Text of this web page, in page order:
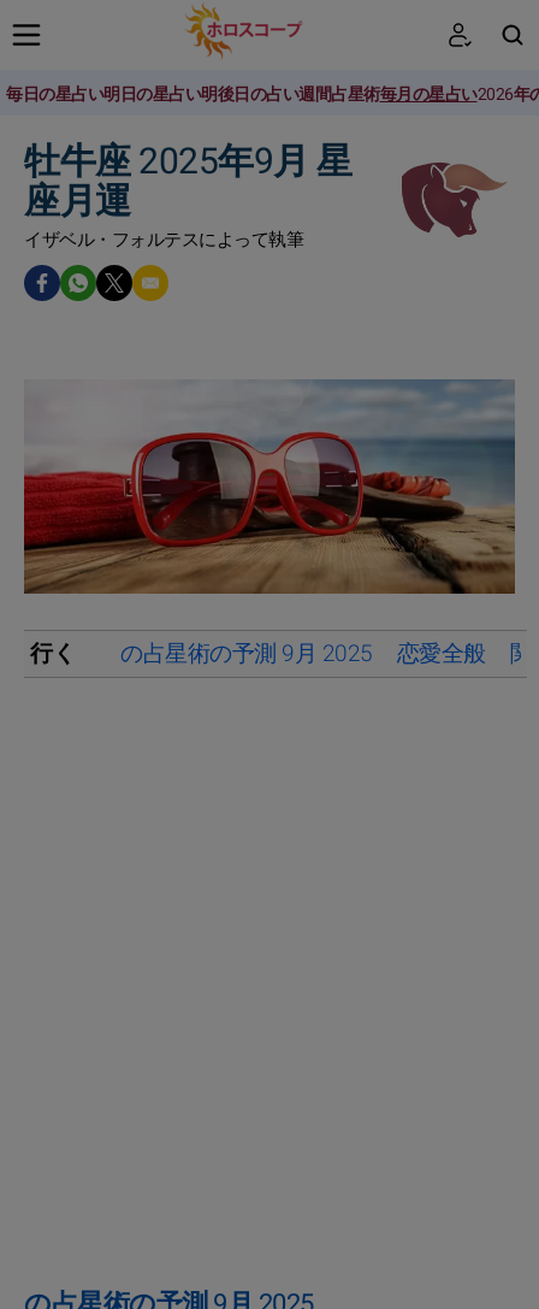
毎日の星占い明日の星占い明後日の占い週間占星術毎月の星占い2026年
牡牛座 2025年9月 星
座月運
イザベル・フォルテスによって執筆
行く の占星術の予測 9月 2025 恋愛全般 関